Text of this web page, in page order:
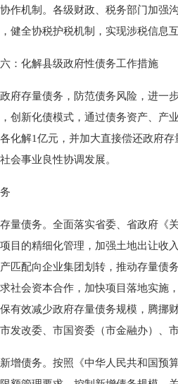
机制。各级财政、税务部门加强沟
健全协税护税机制，实现涉税信息
化解县级政府性债务工作措施
存量债务，防范债务风险，进一步
创新化债模式，通过债务资产、产
化解1亿元，并加大直接偿还政府
会事业良性协调发展。
债务。全面落实省委、省政府《关
目的精细化管理，加强土地出让收
匹配向企业集团划转，推动存量债
社会资本合作，加快项目落地实施
有效减少政府存量债务规模，腾挪
发改委、市国资委（市金融办）、
债务。按照《中华人民共和国预算